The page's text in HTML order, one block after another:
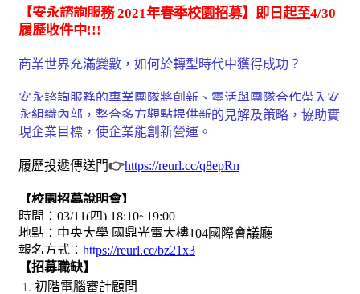
【安永諮詢服務2021年春季校園招募】即日起至4/30
履歷收件中!!!
商業世界充滿變數，如何於轉型時代中獲得成功？
安永諮詢服務的專業團隊將創新、靈活與團隊合作帶入安
永組織內部，整合多方觀點提供新的見解及策略，協助實
現企業目標，使企業能創新營運。
履歷投遞傳送門👉https://reurl.cc/q8epRn
【校園招募說明會】
時間： 03/11(四) 18:10~19:00
地點：中央大學 國鼎光電大樓104國際會議廳
報名方式： https://reurl.cc/bz21x3
【招募職缺】
初階電腦審計顧問